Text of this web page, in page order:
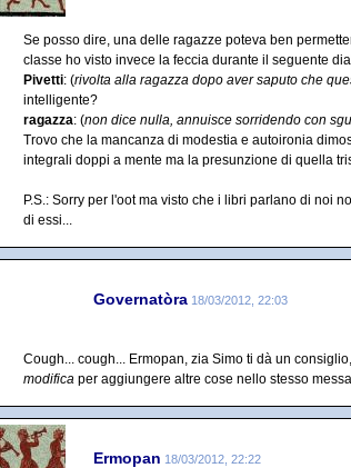
Se posso dire, una delle ragazze poteva ben
classe ho visto invece la feccia durante il seguente
Pivetti: (rivolta alla ragazza dopo aver saputo che
intelligente?
ragazza: (non dice nulla, annuisce sorridendo con
Trovo che la mancanza di modestia e autoironia
integrali doppi a mente ma la presunzione di quella
P.S.: Sorry per l'oot ma visto che i libri parlano di noi
di essi...
Governatòra 18/03/2012, 22:03
Cough... cough... Ermopan, zia Simo ti dà un
modifica per aggiungere altre cose nello stesso
Ermopan 18/03/2012, 22:22